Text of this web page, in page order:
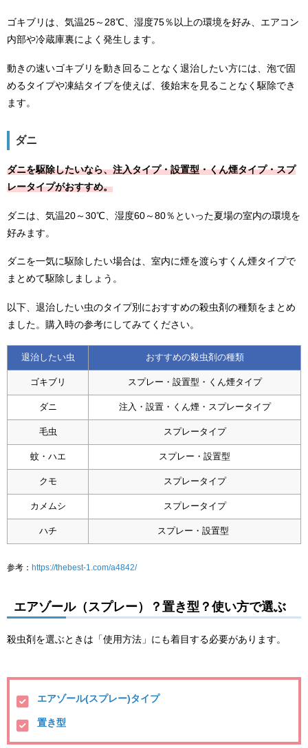
ゴキブリは、気温25～28℃、湿度75％以上の環境を好み、エアコン
内部や冷蔵庫裏によく発生します。
動きの速いゴキブリを動き回ることなく退治したい方には、泡で固
めるタイプや凍結タイプを使えば、後始末を見ることなく駆除でき
ます。
ダニ
ダニを駆除したいなら、注入タイプ・設置型・くん煙タイプ・スプ
レータイプがおすすめ。
ダニは、気温20～30℃、湿度60～80％といった夏場の室内の環境を
好みます。
ダニを一気に駆除したい場合は、室内に煙を渡らすくん煙タイプで
まとめて駆除しましょう。
以下、退治したい虫のタイプ別におすすめの殺虫剤の種類をまとめ
ました。購入時の参考にしてみてください。
退治したい虫 おすすめの殺虫剤の種類
ゴキブリ スプレー・設置型・くん煙タイプ
ダニ 注入・設置・くん煙・スプレータイプ
毛虫 スプレータイプ
蚊・ハエ スプレー・設置型
クモ スプレータイプ
カメムシ スプレータイプ
ハチ スプレー・設置型
参考： https://thebest-1.com/a4842/
エアゾール（スプレー）？置き型？使い方で選ぶ
殺虫剤を選ぶときは「使用方法」にも着目する必要があります。
エアゾール(スプレー)タイプ
置き型